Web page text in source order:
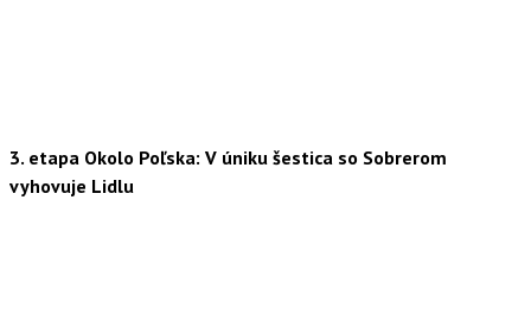
3. etapa Okolo Poľska: V úniku šestica so Sobrerom
vyhovuje Lidlu